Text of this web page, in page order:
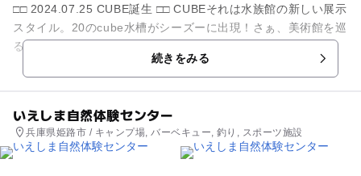
□□ 2024.07.25 CUBE誕生 □□ CUBEそれは水族館の新しい展示
スタイル。20のcube水槽がシーズーに出現！さぁ、美術館を巡
るように、さまざまな海の生きものたちの物語に出会い...
続きをみる
いえしま自然体験センター
兵庫県姫路市 / キャンプ場, バーベキュー, 釣り, スポーツ施設